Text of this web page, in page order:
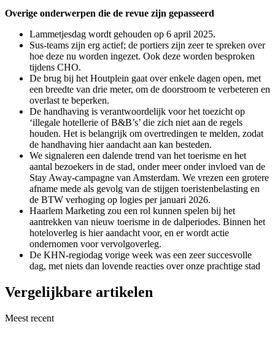
Overige onderwerpen die de revue zijn gepasseerd
Lammetjesdag wordt gehouden op 6 april 2025.
Sus-teams zijn erg actief; de portiers zijn zeer te spreken over
hoe deze nu worden ingezet. Ook deze worden besproken
tijdens CHO.
De brug bij het Houtplein gaat over enkele dagen open, met
een breedte van drie meter, om de doorstroom te verbeteren en
overlast te beperken.
De handhaving is verantwoordelijk voor het toezicht op
‘illegale hotellerie of B&B’s’ die zich niet aan de regels
houden. Het is belangrijk om overtredingen te melden, zodat
de handhaving hier aandacht aan kan besteden.
We signaleren een dalende trend van het toerisme en het
aantal bezoekers in de stad, onder meer onder invloed van de
Stay Away-campagne van Amsterdam. We vrezen een grotere
afname mede als gevolg van de stijgen toeristenbelasting en
de BTW verhoging op logies per januari 2026.
Haarlem Marketing zou een rol kunnen spelen bij het
aantrekken van nieuw toerisme in de dalperiodes. Binnen het
hoteloverleg is hier aandacht voor, en er wordt actie
ondernomen voor vervolgoverleg.
De KHN-regiodag vorige week was een zeer succesvolle
dag, met niets dan lovende reacties over onze prachtige stad
Vergelijkbare artikelen
Meest recent